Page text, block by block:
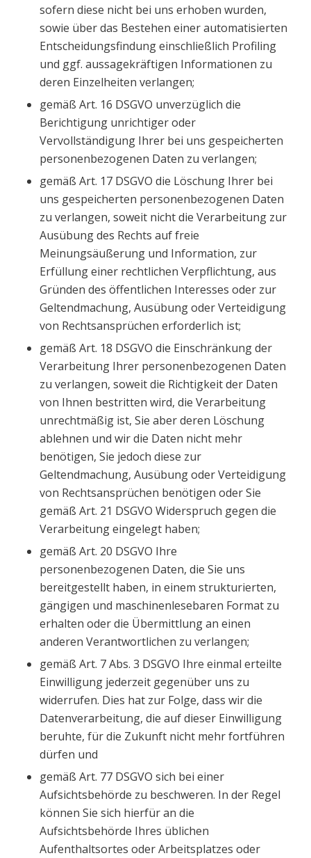
sofern diese nicht bei uns erhoben wurden,
sowie über das Bestehen einer automatisierten
Entscheidungsfindung einschließlich Profiling
und ggf. aussagekräftigen Informationen zu
deren Einzelheiten verlangen;
gemäß Art. 16 DSGVO unverzüglich die
Berichtigung unrichtiger oder
Vervollständigung Ihrer bei uns gespeicherten
personenbezogenen Daten zu verlangen;
gemäß Art. 17 DSGVO die Löschung Ihrer bei
uns gespeicherten personenbezogenen Daten
zu verlangen, soweit nicht die Verarbeitung zur
Ausübung des Rechts auf freie
Meinungsäußerung und Information, zur
Erfüllung einer rechtlichen Verpflichtung, aus
Gründen des öffentlichen Interesses oder zur
Geltendmachung, Ausübung oder Verteidigung
von Rechtsansprüchen erforderlich ist;
gemäß Art. 18 DSGVO die Einschränkung der
Verarbeitung Ihrer personenbezogenen Daten
zu verlangen, soweit die Richtigkeit der Daten
von Ihnen bestritten wird, die Verarbeitung
unrechtmäßig ist, Sie aber deren Löschung
ablehnen und wir die Daten nicht mehr
benötigen, Sie jedoch diese zur
Geltendmachung, Ausübung oder Verteidigung
von Rechtsansprüchen benötigen oder Sie
gemäß Art. 21 DSGVO Widerspruch gegen die
Verarbeitung eingelegt haben;
gemäß Art. 20 DSGVO Ihre
personenbezogenen Daten, die Sie uns
bereitgestellt haben, in einem strukturierten,
gängigen und maschinenlesebaren Format zu
erhalten oder die Übermittlung an einen
anderen Verantwortlichen zu verlangen;
gemäß Art. 7 Abs. 3 DSGVO Ihre einmal erteilte
Einwilligung jederzeit gegenüber uns zu
widerrufen. Dies hat zur Folge, dass wir die
Datenverarbeitung, die auf dieser Einwilligung
beruhte, für die Zukunft nicht mehr fortführen
dürfen und
gemäß Art. 77 DSGVO sich bei einer
Aufsichtsbehörde zu beschweren. In der Regel
können Sie sich hierfür an die
Aufsichtsbehörde Ihres üblichen
Aufenthaltsortes oder Arbeitsplatzes oder